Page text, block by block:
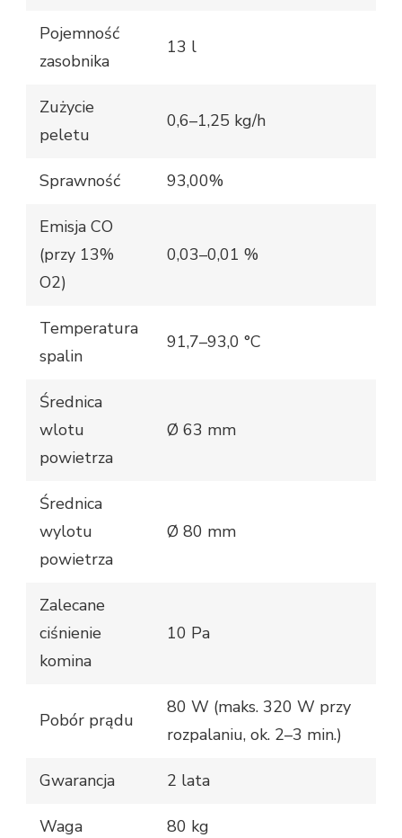
Pojemność
zasobnika
13 l
Zużycie
peletu
0,6–1,25 kg/h
Sprawność 93,00%
Emisja CO
(przy 13%
O2)
0,03–0,01 %
Temperatura
spalin
91,7–93,0 °C
Średnica
wlotu
powietrza
Ø 63 mm
Średnica
wylotu
powietrza
Ø 80 mm
Zalecane
ciśnienie
komina
10 Pa
Pobór prądu
80 W (maks. 320 W przy
rozpalaniu, ok. 2–3 min.)
Gwarancja 2 lata
Waga 80 kg